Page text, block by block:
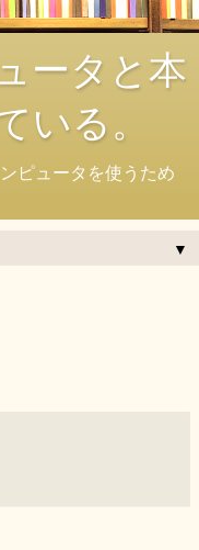
ータと本
いる。
ピュータを使うため
▼